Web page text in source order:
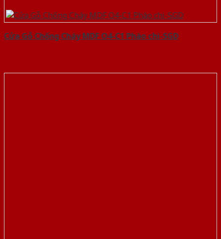
Cửa Gỗ Chống Cháy MDF O4-C1 Phào chi-SGD